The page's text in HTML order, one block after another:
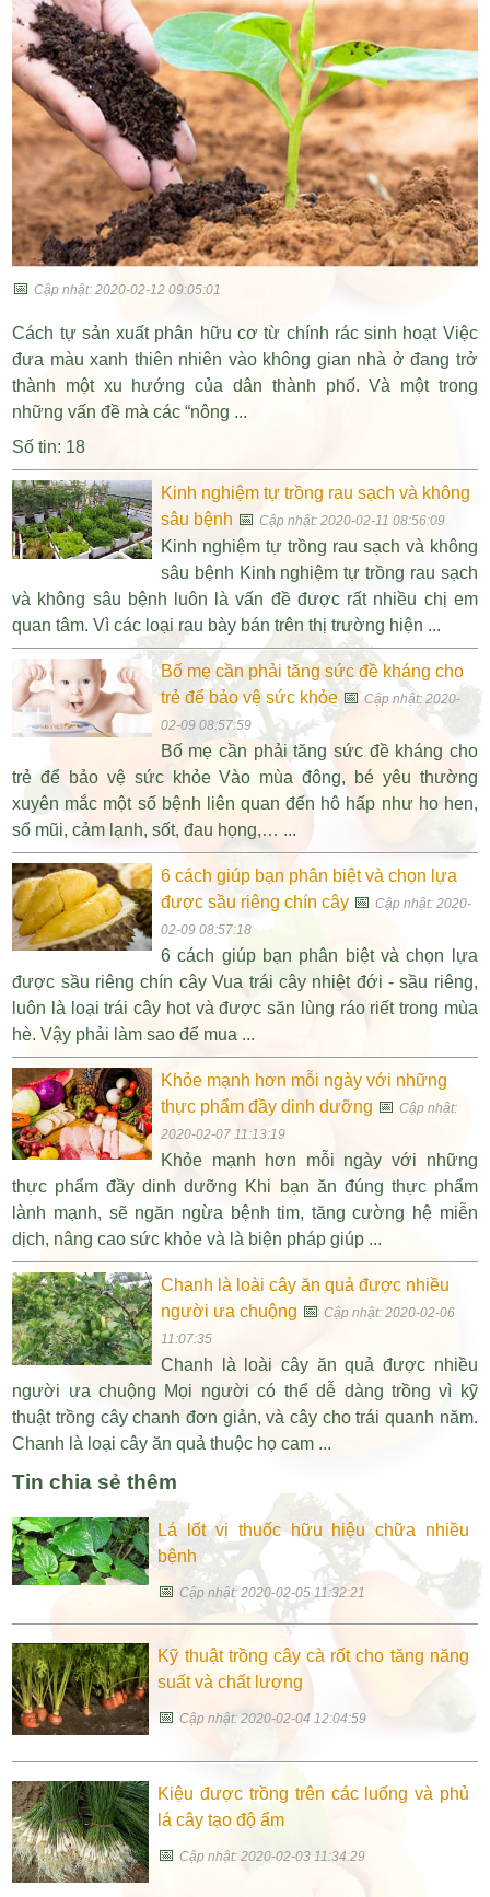
📅Cập nhật: 2020-02-12 09:05:01
Cách tự sản xuất phân hữu cơ từ chính rác sinh hoạt Việc
đưa màu xanh thiên nhiên vào không gian nhà ở đang trở
thành một xu hướng của dân thành phố. Và một trong
những vấn đề mà các “nông ...
Số tin: 18
Kinh nghiệm tự trồng rau sạch và không
sâu bệnh 📅 Cập nhật: 2020-02-11 08:56:09
Kinh nghiệm tự trồng rau sạch và không
sâu bệnh Kinh nghiệm tự trồng rau sạch
và không sâu bệnh luôn là vấn đề được rất nhiều chị em
quan tâm. Vì các loại rau bày bán trên thị trường hiện ...
Bố mẹ cần phải tăng sức đề kháng cho
trẻ để bảo vệ sức khỏe📅 Cập nhật: 2020-
02-09 08:57:59
Bố mẹ cần phải tăng sức đề kháng cho
trẻ để bảo vệ sức khỏe Vào mùa đông, bé yêu thường
xuyên mắc một số bệnh liên quan đến hô hấp như ho hen,
sổ mũi, cảm lạnh, sốt, đau họng,… ...
6 cách giúp bạn phân biệt và chọn lựa
được sầu riêng chín cây📅 Cập nhật: 2020-
02-09 08:57:18
6 cách giúp bạn phân biệt và chọn lựa
được sầu riêng chín cây Vua trái cây nhiệt đới - sầu riêng,
luôn là loại trái cây hot và được săn lùng ráo riết trong mùa
hè. Vậy phải làm sao để mua ...
Khỏe mạnh hơn mỗi ngày với những
thực phẩm đầy dinh dưỡng 📅 Cập nhật:
2020-02-07 11:13:19
Khỏe mạnh hơn mỗi ngày với những
thực phẩm đầy dinh dưỡng Khi bạn ăn đúng thực phẩm
lành mạnh, sẽ ngăn ngừa bệnh tim, tăng cường hệ miễn
dịch, nâng cao sức khỏe và là biện pháp giúp ...
Chanh là loài cây ăn quả được nhiều
người ưa chuộng 📅 Cập nhật: 2020-02-06
11:07:35
Chanh là loài cây ăn quả được nhiều
người ưa chuộng Mọi người có thể dễ dàng trồng vì kỹ
thuật trồng cây chanh đơn giản, và cây cho trái quanh năm.
Chanh là loại cây ăn quả thuộc họ cam ...
Tin chia sẻ thêm
Lá lốt vị thuốc hữu hiệu chữa nhiều
bệnh
📅Cập nhật: 2020-02-05 11:32:21
Kỹ thuật trồng cây cà rốt cho tăng năng
suất và chất lượng
📅Cập nhật: 2020-02-04 12:04:59
Kiệu được trồng trên các luống và phủ
lá cây tạo độ ẩm
📅Cập nhật: 2020-02-03 11:34:29